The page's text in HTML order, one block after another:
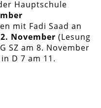
Hauptschule
mit Fadi Saad an
November (Lesung
SZ am 8. November
D 7 am 11.